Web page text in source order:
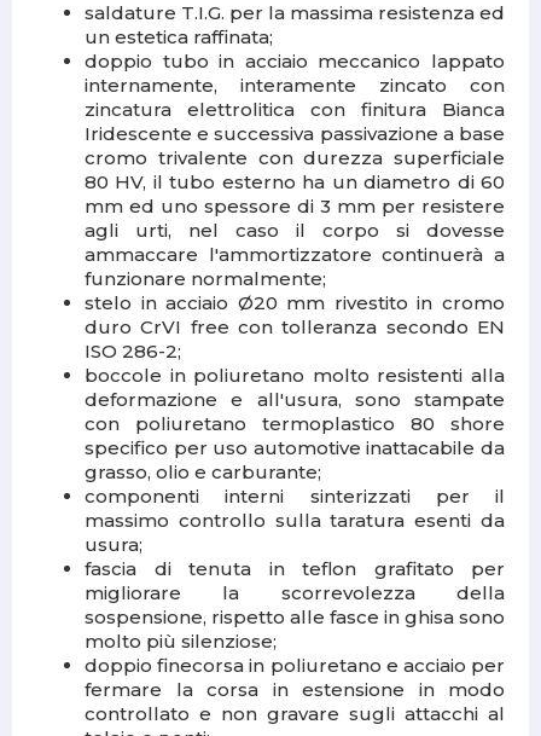
saldature T.I.G. per la massima resistenza ed
un estetica raffinata;
doppio tubo in acciaio meccanico lappato
internamente, interamente zincato con
zincatura elettrolitica con finitura Bianca
Iridescente e successiva passivazione a base
cromo trivalente con durezza superficiale
80 HV, il tubo esterno ha un diametro di 60
mm ed uno spessore di 3 mm per resistere
agli urti, nel caso il corpo si dovesse
ammaccare l'ammortizzatore continuerà a
funzionare normalmente;
stelo in acciaio Ø20 mm rivestito in cromo
duro CrVI free con tolleranza secondo EN
ISO 286-2;
boccole in poliuretano molto resistenti alla
deformazione e all'usura, sono stampate
con poliuretano termoplastico 80 shore
specifico per uso automotive inattacabile da
grasso, olio e carburante;
componenti interni sinterizzati per il
massimo controllo sulla taratura esenti da
usura;
fascia di tenuta in teflon grafitato per
migliorare la scorrevolezza della
sospensione, rispetto alle fasce in ghisa sono
molto più silenziose;
doppio finecorsa in poliuretano e acciaio per
fermare la corsa in estensione in modo
controllato e non gravare sugli attacchi al